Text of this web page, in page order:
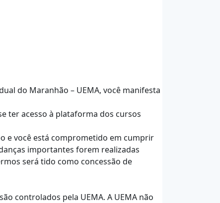
do Maranhão – UEMA, você manifesta
ter acesso à plataforma dos cursos
e você está comprometido em cumprir
importantes forem realizadas
será tido como concessão de
controlados pela UEMA. A UEMA não